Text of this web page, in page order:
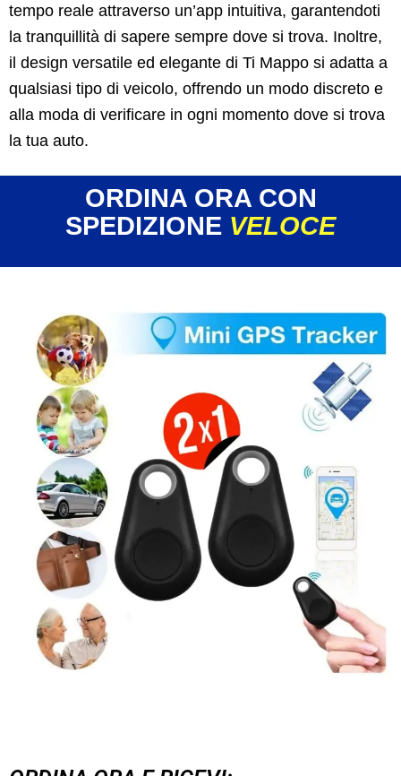
tempo reale attraverso un’app intuitiva, garantendoti
la tranquillità di sapere sempre dove si trova. Inoltre,
il design versatile ed elegante di Ti Mappo si adatta a
qualsiasi tipo di veicolo, offrendo un modo discreto e
alla moda di verificare in ogni momento dove si trova
la tua auto.
ORDINA ORA CON
SPEDIZIONE VELOCE